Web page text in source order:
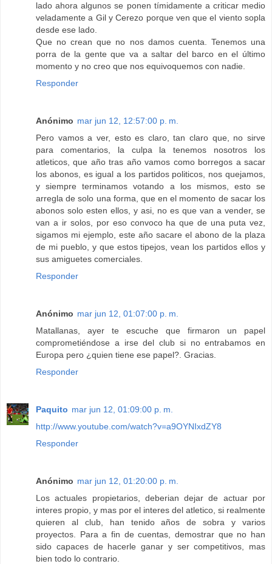
lado ahora algunos se ponen tímidamente a criticar medio
veladamente a Gil y Cerezo porque ven que el viento sopla
desde ese lado.
Que no crean que no nos damos cuenta. Tenemos una
porra de la gente que va a saltar del barco en el último
momento y no creo que nos equivoquemos con nadie.
Responder
Anónimo mar jun 12, 12:57:00 p. m.
Pero vamos a ver, esto es claro, tan claro que, no sirve
para comentarios, la culpa la tenemos nosotros los
atleticos, que año tras año vamos como borregos a sacar
los abonos, es igual a los partidos politicos, nos quejamos,
y siempre terminamos votando a los mismos, esto se
arregla de solo una forma, que en el momento de sacar los
abonos solo esten ellos, y asi, no es que van a vender, se
van a ir solos, por eso convoco ha que de una puta vez,
sigamos mi ejemplo, este año sacare el abono de la plaza
de mi pueblo, y que estos tipejos, vean los partidos ellos y
sus amiguetes comerciales.
Responder
Anónimo mar jun 12, 01:07:00 p. m.
Matallanas, ayer te escuche que firmaron un papel
comprometiéndose a irse del club si no entrabamos en
Europa pero ¿quien tiene ese papel?. Gracias.
Responder
Paquito mar jun 12, 01:09:00 p. m.
http://www.youtube.com/watch?v=a9OYNIxdZY8
Responder
Anónimo mar jun 12, 01:20:00 p. m.
Los actuales propietarios, deberian dejar de actuar por
interes propio, y mas por el interes del atletico, si realmente
quieren al club, han tenido años de sobra y varios
proyectos. Para a fin de cuentas, demostrar que no han
sido capaces de hacerle ganar y ser competitivos, mas
bien todo lo contrario.